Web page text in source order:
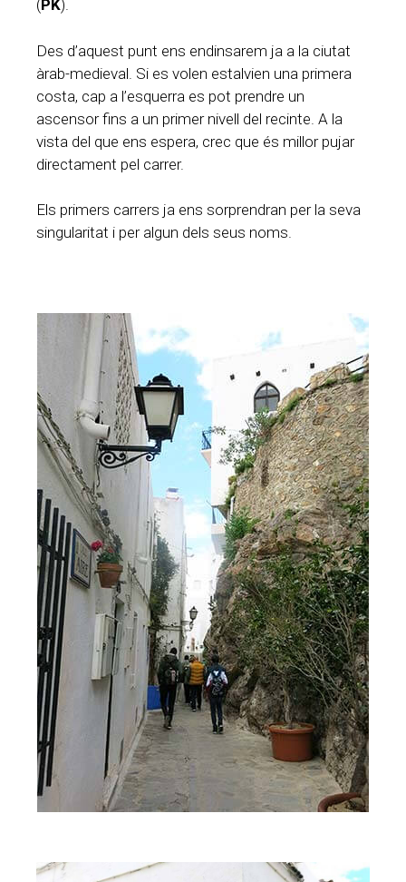
(PK).
Des d’aquest punt ens endinsarem ja a la ciutat
àrab-medieval. Si es volen estalvien una primera
costa, cap a l’esquerra es pot prendre un
ascensor fins a un primer nivell del recinte. A la
vista del que ens espera, crec que és millor pujar
directament pel carrer.
Els primers carrers ja ens sorprendran per la seva
singularitat i per algun dels seus noms.